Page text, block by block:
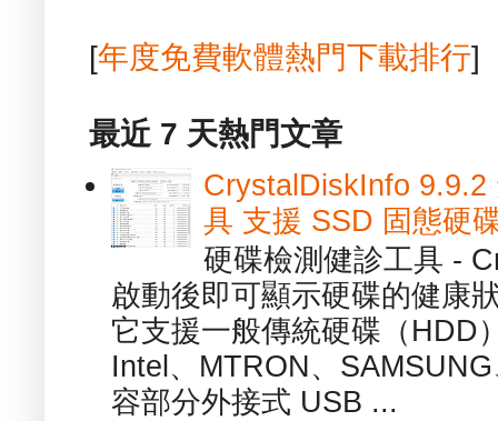
[年度免費軟體熱門下載排行]
最近 7 天熱門文章
CrystalDiskInfo 9.9.2
具 支援 SSD 固態硬
硬碟檢測健診工具 -
啟動後即可顯示硬碟的健康
它支援一般傳統硬碟（HDD
Intel、MTRON、
容部分外接式 USB ...